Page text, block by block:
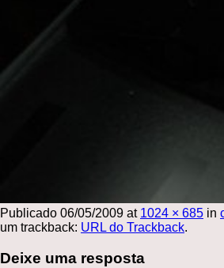
Publicado 06/05/2009 at 1024 × 685 in
um trackback: URL do Trackback.
Deixe uma resposta